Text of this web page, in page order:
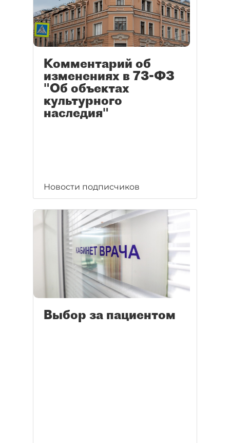
Комментарий об
изменениях в 73-ФЗ
"Об объектах
культурного
наследия"
Новости подписчиков
Выбор за пациентом